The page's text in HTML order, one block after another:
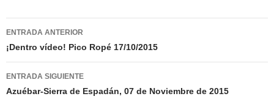
Navegación
de
entradas
ENTRADA ANTERIOR
¡Dentro vídeo! Pico Ropé 17/10/2015
ENTRADA SIGUIENTE
Azuébar-Sierra de Espadán, 07 de Noviembre de 2015